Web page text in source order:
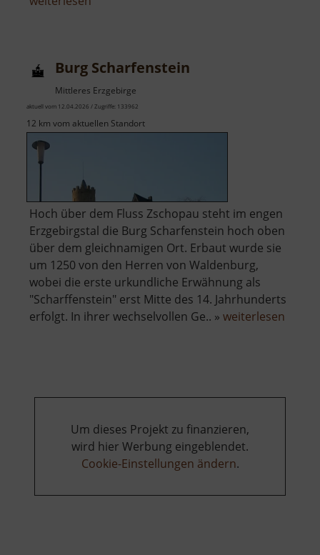
Burg Scharfenstein
Mittleres Erzgebirge
aktuell vom 12.04.2026 / Zugriffe: 133962
12 km vom aktuellen Standort
Hoch über dem Fluss Zschopau steht im engen
Erzgebirgstal die Burg Scharfenstein hoch oben
über dem gleichnamigen Ort. Erbaut wurde sie
um 1250 von den Herren von Waldenburg,
wobei die erste urkundliche Erwähnung als
"Scharffenstein" erst Mitte des 14. Jahrhunderts
erfolgt. In ihrer wechselvollen Ge.. » weiterlesen
Um dieses Projekt zu finanzieren,
wird hier Werbung eingeblendet.
Cookie-Einstellungen ändern.